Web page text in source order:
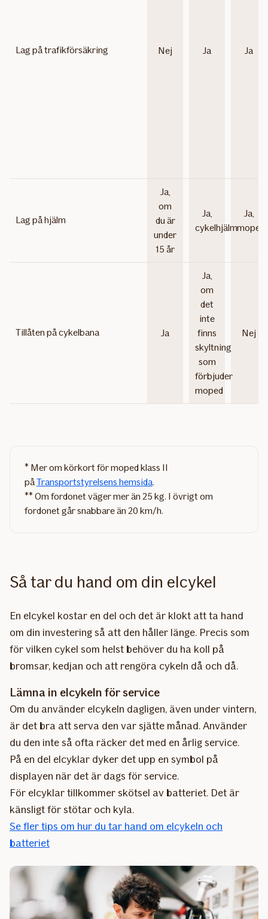
Lag på trafikförsäkring Nej Ja Ja
Lag på hjälm
Ja,
om
du är
under
15 år
Ja,
cykelhjälm
Ja,
Tillåten på cykelbana Ja
Ja,
om
det
inte
finns
skyltning
som
förbjuder
moped
Nej
* Mer om körkort för moped klass II
påTransportstyrelsens hemsida.
** Om fordonet väger mer än 25 kg. I övrigt om
fordonet går snabbare än 20 km/h.
Så tar du hand om din elcykel
En elcykel kostar en del och det är klokt att ta hand
om din investering så att den håller länge. Precis som
för vilken cykel som helst behöver du ha koll på
bromsar, kedjan och att rengöra cykeln då och då.
Lämna in elcykeln för service
Om du använder elcykeln dagligen, även under vintern,
är det bra att serva den var sjätte månad. Använder
du den inte så ofta räcker det med en årlig service.
På en del elcyklar dyker det upp en symbol på
displayen när det är dags för service.
För elcyklar tillkommer skötsel av batteriet. Det är
känsligt för stötar och kyla.
Se fler tips om hur du tar hand om elcykeln och
batteriet